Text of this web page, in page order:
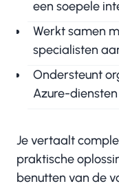
een soepele
Werkt samen
specialisten
Ondersteunt
Azure-
Je vertaalt
praktische
benutten van de